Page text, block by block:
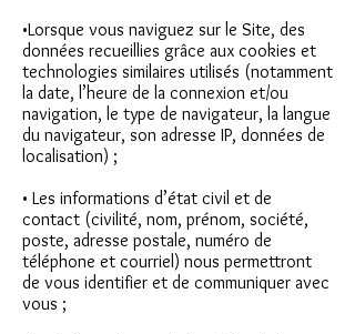
•Lorsque vous naviguez sur le Site, des
données recueillies grâce aux cookies et
technologies similaires utilisés (notamment
la date, l’heure de la connexion et/ou
navigation, le type de navigateur, la langue
du navigateur, son adresse IP, données de
localisation) ;
• Les informations d’état civil et de
contact (civilité, nom, prénom, société,
poste, adresse postale, numéro de
téléphone et courriel) nous permettront
de vous identifier et de communiquer avec
vous ;